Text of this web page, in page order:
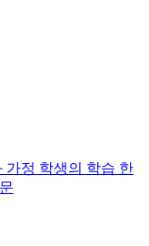
가정 학생의 학습 한